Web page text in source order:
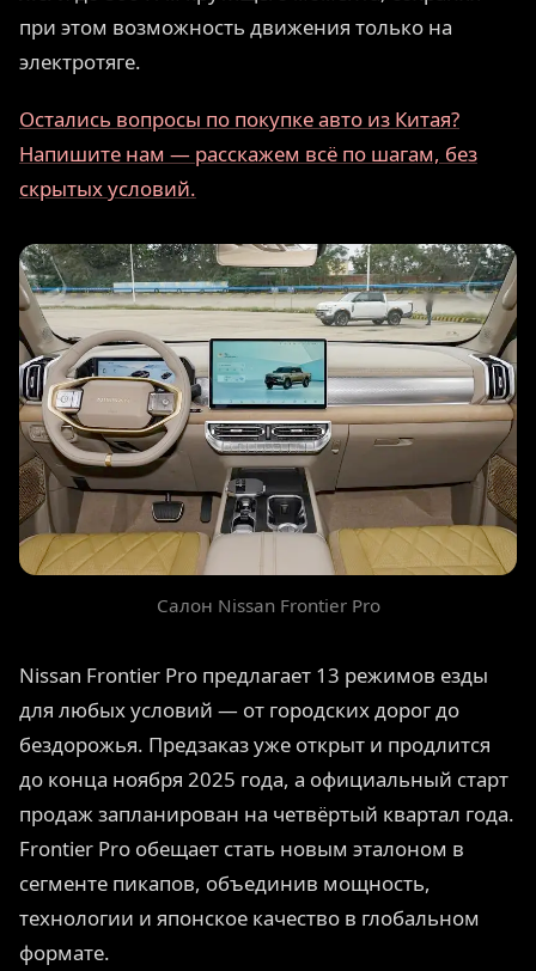
при этом возможность движения только на
электротяге.
Остались вопросы по покупке авто из Китая?
Напишите нам — расскажем всё по шагам, без
скрытых условий.
Салон Nissan Frontier Pro
Nissan Frontier Pro предлагает 13 режимов езды
для любых условий — от городских дорог до
бездорожья. Предзаказ уже открыт и продлится
до конца ноября 2025 года, а официальный старт
продаж запланирован на четвёртый квартал года.
Frontier Pro обещает стать новым эталоном в
сегменте пикапов, объединив мощность,
технологии и японское качество в глобальном
формате.